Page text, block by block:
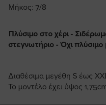
Μήκος: 7/8
Πλύσιμο στο χέρι -
στεγνωτήριο - Όχι πλύσιμο
Διαθέσιμα μεγέθη S έως
Το μοντέλο έχει ύψος